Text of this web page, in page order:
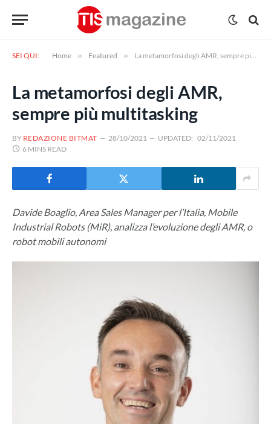
SEI QUI: Home » Featured » La metamorfosi degli AMR, sempre più multitasking
La metamorfosi degli AMR,
sempre più multitasking
BY REDAZIONE BITMAT 28/10/2021 UPDATED: 02/11/2021
6 MINS READ
Davide Boaglio, Area Sales Manager per l’Italia, Mobile
Industrial Robots (MiR), analizza l’evoluzione degli AMR, o
robot mobili autonomi